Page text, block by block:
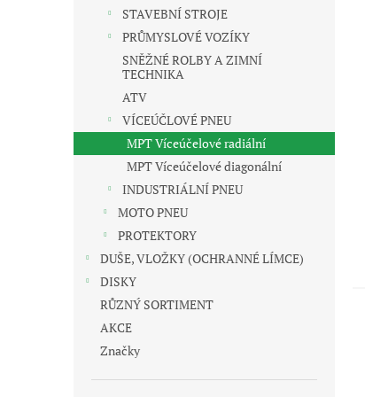
STAVEBNÍ STROJE
PRŮMYSLOVÉ VOZÍKY
SNĚŽNÉ ROLBY A ZIMNÍ
TECHNIKA
ATV
VÍCEÚČLOVÉ PNEU
MPT Víceúčelové radiální
MPT Víceúčelové diagonální
INDUSTRIÁLNÍ PNEU
MOTO PNEU
PROTEKTORY
DUŠE, VLOŽKY (OCHRANNÉ LÍMCE)
DISKY
RŮZNÝ SORTIMENT
AKCE
Značky